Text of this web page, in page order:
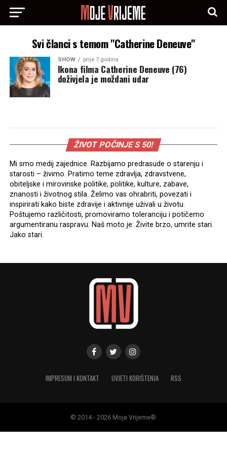
Svi članci s temom "Catherine Deneuve"
SHOW prije 7 godina
Ikona filma Catherine Deneuve (76)
doživjela je moždani udar
ŽIVOT POČINJE S 50!
Mi smo medij zajednice. Razbijamo predrasude o starenju i
starosti – živimo. Pratimo teme zdravlja, zdravstvene,
obiteljske i mirovinske politike, politike, kulture, zabave,
znanosti i životnog stila. Želimo vas ohrabriti, povezati i
inspirirati kako biste zdravije i aktivnije uživali u životu.
Poštujemo različitosti, promoviramo toleranciju i potičemo
argumentiranu raspravu. Naš moto je: Živite brzo, umrite stari.
Jako stari.
IMPRESUM I KONTAKT UVJETI KORIŠTENJA RSS
© 2014 - 2026 Moje Vrijeme®